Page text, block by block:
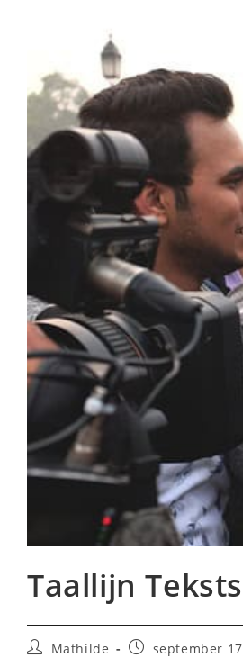
Taallijn
BerichtMathilde
Berichtseptember